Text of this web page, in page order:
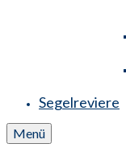
Segelreviere
Menü